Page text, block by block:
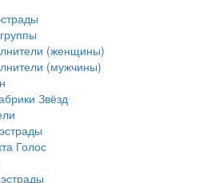
(женщины)
(мужчины)
Звёзд
Голос